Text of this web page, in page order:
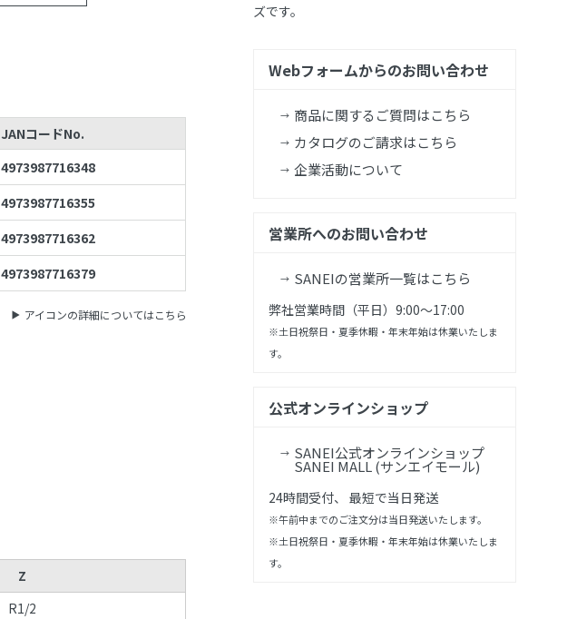
JANコードNo.
4973987716348
4973987716355
4973987716362
4973987716379
アイコンの詳細についてはこちら
Z
R1/2
ズです。
Webフォームからのお問い合わせ
商品に関するご質問はこちら
カタログのご請求はこちら
企業活動について
営業所へのお問い合わせ
SANEIの営業所一覧はこちら
弊社営業時間（平日）9:00～17:00
※土日祝祭日・夏季休暇・年末年始は休業いたしま
す。
公式オンラインショップ
SANEI公式オンラインショップ
SANEI MALL (サンエイモール)
24時間受付、 最短で当日発送
※午前中までのご注文分は当日発送いたします。
※土日祝祭日・夏季休暇・年末年始は休業いたしま
す。